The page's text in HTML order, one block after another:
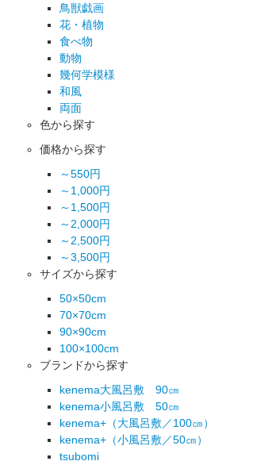
鳥獣戯画
花・植物
食べ物
動物
幾何学模様
和風
両面
色から探す
価格から探す
～550円
～1,000円
～1,500円
～2,000円
～2,500円
～3,500円
サイズから探す
50×50cm
70×70cm
90×90cm
100×100cm
ブランドから探す
kenema大風呂敷 90㎝
kenema小風呂敷 50㎝
kenema+（大風呂敷／100㎝）
kenema+（小風呂敷／50㎝）
tsubomi